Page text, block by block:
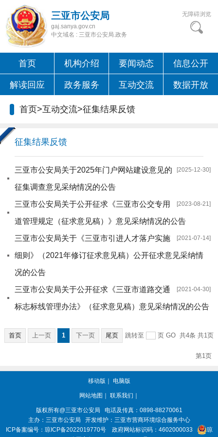
三亚市公安局
gaj.sanya.gov.cn
中文域名 : 三亚市公安局.政务
无障碍浏览
首页 机构介绍 要闻动态 信息公开
解读回应 政务服务 互动交流 数据开放
首页>互动交流>征集结果反馈
征集结果反馈
[2025-12-30]
三亚市公安局关于2025年门户网站建设意见的
征集调查意见采纳情况的公告
[2023-08-21]
三亚市公安局关于公开征求《三亚市公交专用
道管理规定（征求意见稿）》意见采纳情况的公告
[2021-07-14]
三亚市公安局关于《三亚市引进人才落户实施
细则》（2021年修订征求意见稿）公开征求意见采纳情
况的公告
[2021-04-30]
三亚市公安局关于公开征求《三亚市道路交通
标志标线管理办法》（征求意见稿）意见采纳情况的公告
首页 上一页 1 下一页 尾页 共1页
共4条
跳转至 页 GO
第1页
移动版 ｜ 电脑版
网站地图 ｜ 联系我们 ｜
版权所有@三亚市公安局
电话及传真：0898-88270061
主办：三亚市公安局
开发维护：三亚市营商环境综合服务中心
ICP备案编号： 琼ICP备2022019770号 政府网站标识码： 4602000033
琼